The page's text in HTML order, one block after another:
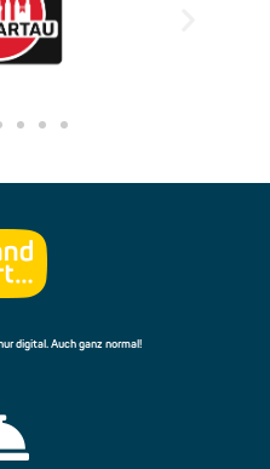
digital. Auch ganz normal!